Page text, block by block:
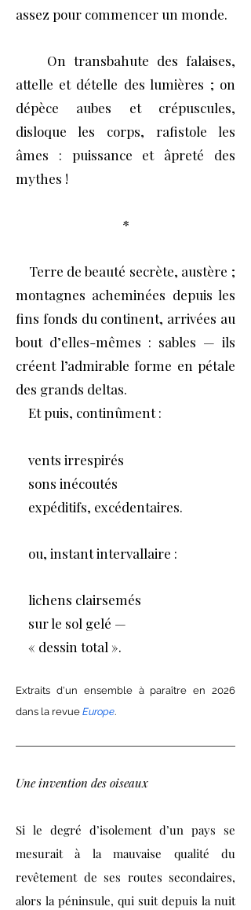
assez pour commencer un monde.
On transbahute des falaises,
attelle et dételle des lumières ; on
dépèce aubes et crépuscules,
disloque les corps, rafistole les
âmes : puissance et âpreté des
mythes !
*
Terre de beauté secrète, austère ;
montagnes acheminées depuis les
fins fonds du continent, arrivées au
bout d’elles-mêmes : sables — ils
créent l’admirable forme en pétale
des grands deltas.
Et puis, continûment :
vents irrespirés
sons inécoutés
expéditifs, excédentaires.
ou, instant intervallaire :
lichens clairsemés
sur le sol gelé —
« dessin total ».
Extraits d'un ensemble à paraîtreen 2026
dans la revue Europe.
Une invention des oiseaux
Si le degré d’isolement d’un pays se
mesurait à la mauvaise qualité du
revêtement de ses routes secondaires,
alors la péninsule, qui suit depuis la nuit